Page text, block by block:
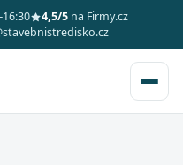
4,5/5na Firmy.cz